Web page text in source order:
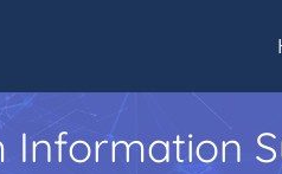
Information